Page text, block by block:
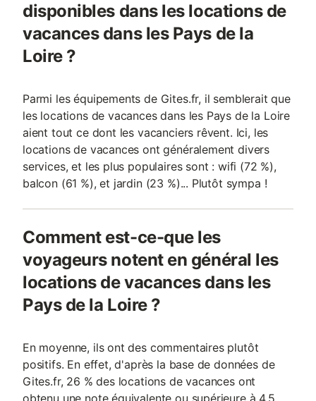
disponibles dans les locations de
vacances dans les Pays de la
Loire ?
Parmi les équipements de Gites.fr, il semblerait que
les locations de vacances dans les Pays de la Loire
aient tout ce dont les vacanciers rêvent. Ici, les
locations de vacances ont généralement divers
services, et les plus populaires sont : wifi (72 %),
balcon (61 %), et jardin (23 %)... Plutôt sympa !
Comment est-ce-que les
voyageurs notent en général les
locations de vacances dans les
Pays de la Loire ?
En moyenne, ils ont des commentaires plutôt
positifs. En effet, d'après la base de données de
Gites.fr, 26 % des locations de vacances ont
obtenu une note équivalente ou supérieure à 4,5